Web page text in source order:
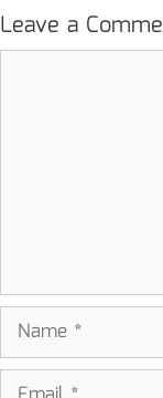
Leave a
Name
Email